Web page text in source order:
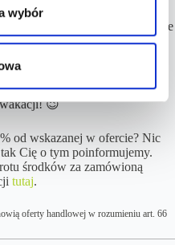
wybór
elementów (loty, hotele
się w Planie
😉
od wskazanej w ofercie? Nic
Cię o tym poinformujemy.
środków za zamówioną
tutaj.
oferty handlowej w rozumieniu art. 66